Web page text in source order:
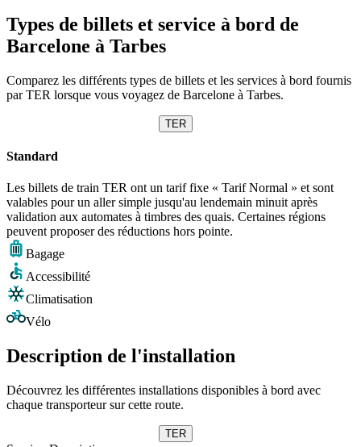
Types de billets et service à bord de
Barcelone à Tarbes
Comparez les différents types de billets et les services à bord fournis
par TER lorsque vous voyagez de Barcelone à Tarbes.
TER
Standard
Les billets de train TER ont un tarif fixe « Tarif Normal » et sont
valables pour un aller simple jusqu'au lendemain minuit après
validation aux automates à timbres des quais. Certaines régions
peuvent proposer des réductions hors pointe.
Bagage
Accessibilité
Climatisation
Vélo
Description de l'installation
Découvrez les différentes installations disponibles à bord avec
chaque transporteur sur cette route.
TER